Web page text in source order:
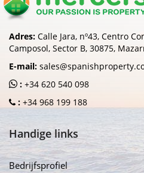
Adres: Calle Jara, nº43, Centro
Camposol, Sector B, 30875,
E-mail:
: +34 620 540 098
: +34 968 199 188
Handige links
Bedrijfsprofiel